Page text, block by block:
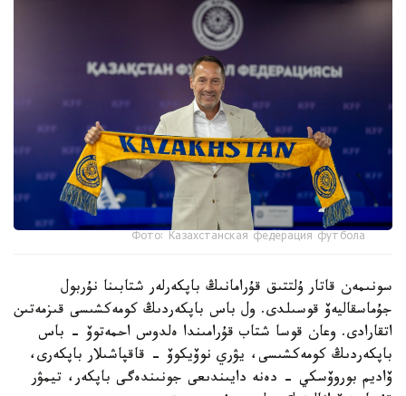
Фото: Казахстанская федерация футбола
سونىمەن قاتار ۇلتتىق قۇرامانىڭ باپكەرلەر شتابىنا نۇربول
جۇماسقاليەۆ قوسىلدى. ول باس باپكەردىڭ كومەكشىسى قىزمەتىن
اتقارادى. وعان قوسا شتاب قۇرامىندا ەلدوس احمەتوۆ - باس
باپكەردىڭ كومەكشىسى، يۋري نوۆيكوۆ - قاقپاشىلار باپكەرى،
ۆاديم بوروۆسكي - دەنە دايىندىعى جونىندەگى باپكەر، تيمۋر